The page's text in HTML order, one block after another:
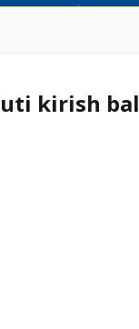
kirish